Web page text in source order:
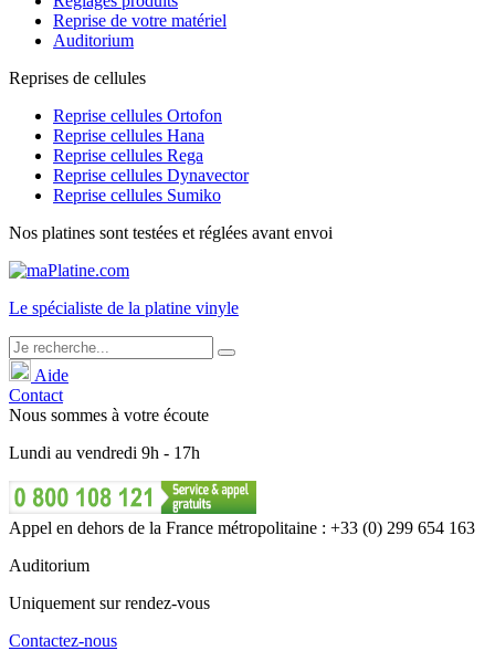
Reprise de votre matériel
Auditorium
Reprises de cellules
Reprise cellules Ortofon
Reprise cellules Hana
Reprise cellules Rega
Reprise cellules Dynavector
Reprise cellules Sumiko
Nos platines sont testées et réglées avant envoi
Le spécialiste de la platine vinyle
Aide
Contact
Nous sommes à votre écoute
Lundi au vendredi 9h - 17h
Appel en dehors de la France métropolitaine : +33 (0) 299 654 163
Auditorium
Uniquement sur rendez-vous
Contactez-nous